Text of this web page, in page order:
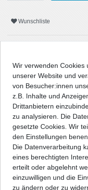
Wunschliste
Beschreibung
Technische Daten
Angaben
Wir verwenden Cookies
unserer Website und
von Besucher:innen
z.B. Inhalte und
Drittanbietern
zu analysieren. Die
gesetzte Cookies. Wir
den Einstellungen
Die Datenverarbeitung
eines berechtigten
erteilt oder abgelehnt
einzuwilligen und die
zu ändern oder zu